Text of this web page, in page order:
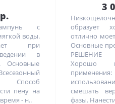
с
воды.
при
в
Основные
Способ
пену на
- н..
3
образует
отлично
Основные
РЕШЕНИЕ
Хорошо
смешать
фазы.